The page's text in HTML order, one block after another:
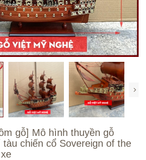
gỗ] Mô hình thuyền gỗ
chiến cổ Sovereign of the